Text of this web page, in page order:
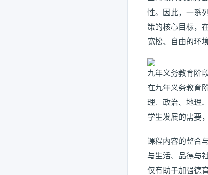
性。因此，一系
策的核心目标，
宽松、自由的环
九年义务教育阶
在九年义务教育
理、政治、地理
学生发展的需要
课程内容的整合
与生活、品德与
仅有助于加强德